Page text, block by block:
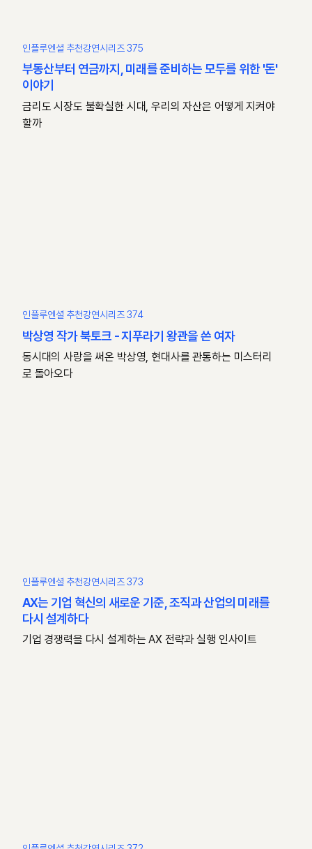
인플루엔셜 추천강연시리즈 375
부동산부터 연금까지, 미래를 준비하는 모두를 위한 '돈'
이야기
금리도 시장도 불확실한 시대, 우리의 자산은 어떻게 지켜야
할까
인플루엔셜 추천강연시리즈 374
박상영 작가 북토크 - 지푸라기 왕관을 쓴 여자
동시대의 사랑을 써온 박상영, 현대사를 관통하는 미스터리
로 돌아오다
인플루엔셜 추천강연시리즈 373
AX는 기업 혁신의 새로운 기준, 조직과 산업의 미래를
다시 설계하다
기업 경쟁력을 다시 설계하는 AX 전략과 실행 인사이트